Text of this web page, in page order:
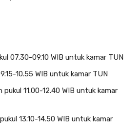
07.30-09.10 WIB untuk kamar TUN
10.55 WIB untuk kamar TUN
11.00-12.40 WIB untuk kamar
13.10-14.50 WIB untuk kamar